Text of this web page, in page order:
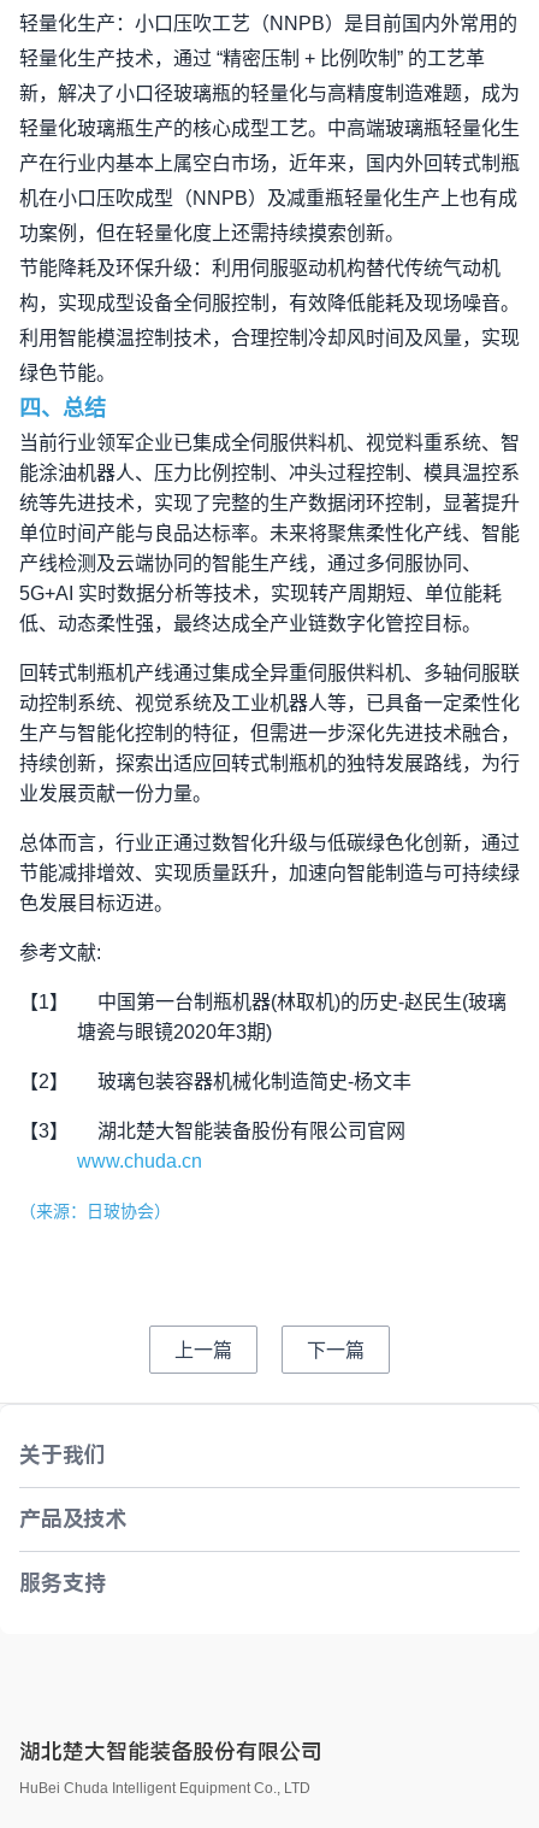
轻量化生产：小口压吹工艺（NNPB）是目前国内外常用的
轻量化生产技术，通过 “精密压制 + 比例吹制 ” 的工艺革
新，解决了小口径玻璃瓶的轻量化与高精度制造难题，成为
轻量化玻璃瓶生产的核心成型工艺。中高端玻璃瓶轻量化生
产在行业内基本上属空白市场，近年来，国内外回转式制瓶
机在小口压吹成型（NNPB）及减重瓶轻量化生产上也有成
功案例，但在轻量化度上还需持续摸索创新。
节能降耗及环保升级：利用伺服驱动机构替代传统气动机
构，实现成型设备全伺服控制，有效降低能耗及现场噪音。
利用智能模温控制技术，合理控制冷却风时间及风量，实现
绿色节能。
四、总结
当前行业领军企业已集成全伺服供料机、视觉料重系统、智
能涂油机器人、压力比例控制、冲头过程控制、模具温控系
统等先进技术，实现了完整的生产数据闭环控制，显著提升
单位时间产能与良品达标率。未来将聚焦柔性化产线、智能
产线检测及云端协同的智能生产线，通过多伺服协同、
5G+AI 实时数据分析等技术，实现转产周期短、单位能耗
低、动态柔性强，最终达成全产业链数字化管控目标。
回转式制瓶机产线通过集成全异重伺服供料机、多轴伺服联
动控制系统、视觉系统及工业机器人等，已具备一定柔性化
生产与智能化控制的特征，但需进一步深化先进技术融合，
持续创新，探索出适应回转式制瓶机的独特发展路线，为行
业发展贡献一份力量。
总体而言，行业正通过数智化升级与低碳绿色化创新，通过
节能减排增效、实现质量跃升，加速向智能制造与可持续绿
色发展目标迈进。
参考文献:
【1】 中国第一台制瓶机器(林取机)的历史-赵民生(玻璃
塘瓷与眼镜2020年3期)
【2】 玻璃包装容器机械化制造简史-杨文丰
【3】
湖北楚大智能装备股份有限公司官网
www.chuda.cn
（来源：日玻协会）
上一篇 下一篇
关于我们
产品及技术
服务支持
湖北楚大智能装备股份有限公司
HuBei Chuda Intelligent Equipment Co., LTD